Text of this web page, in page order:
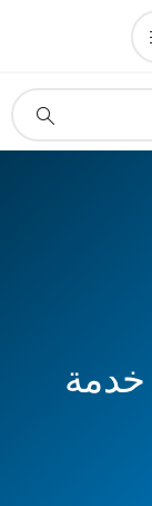
خدمة